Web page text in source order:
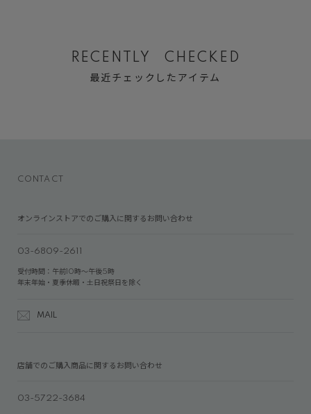
RECENTLY CHECKED
最近チェックしたアイテム
CONTACT
オンラインストアでのご購入に関するお問い合わせ
03-6809-2611
受付時間：午前10時～午後5時
年末年始・夏季休暇・土日祝祭日を除く
MAIL
店舗でのご購入商品に関するお問い合わせ
03-5722-3684